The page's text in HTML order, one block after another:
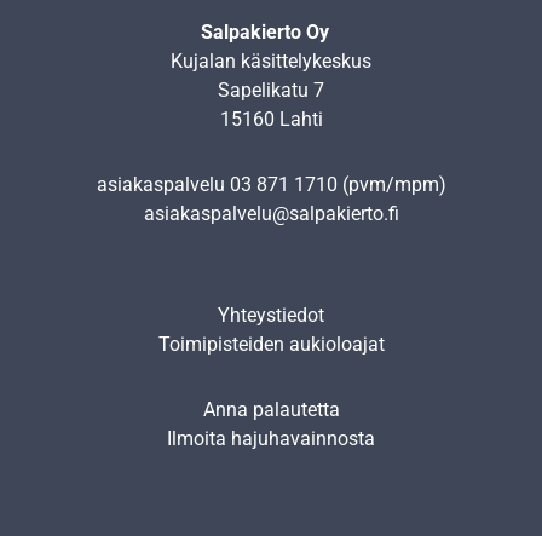
Salpakierto Oy
Kujalan käsittelykeskus
Sapelikatu 7
15160 Lahti
asiakaspalvelu 03 871 1710 (pvm/mpm)
asiakaspalvelu@salpakierto.fi
Yhteystiedot
Toimipisteiden aukioloajat
Anna palautetta
Ilmoita hajuhavainnosta